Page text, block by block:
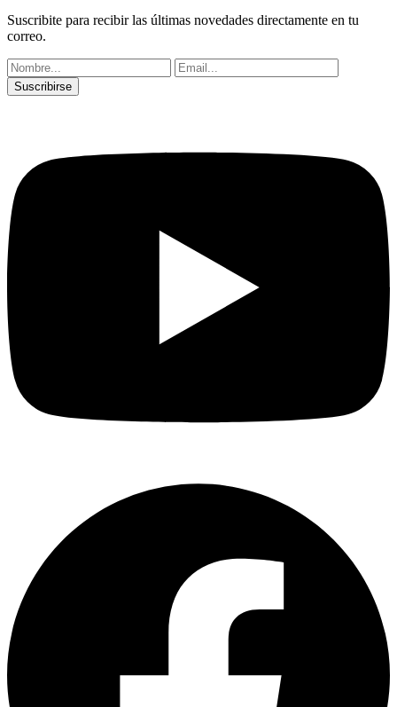
Suscribite para recibir las últimas novedades directamente en tu
correo.
Suscribirse